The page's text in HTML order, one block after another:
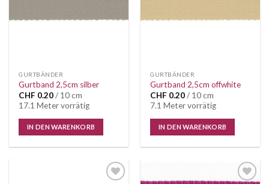
GURTBÄNDER
Gurtband 2,5cm silber
CHF 0.20/ 10 cm
17.1 Meter vorrätig
IN DEN WARENKORB
GURTBÄNDER
Gurtband 2,5cm offwhite
CHF 0.20/ 10 cm
7.1 Meter vorrätig
IN DEN WARENKORB